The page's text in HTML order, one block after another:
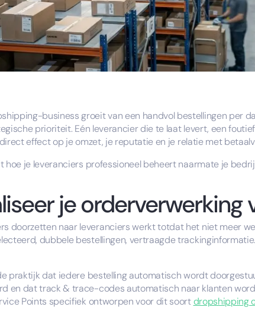
business groeit van een handvol bestellingen per
prioriteit. Eén leverancier die te laat levert, een
effect op je omzet, je reputatie en je relatie met
hoe je leveranciers professioneel beheert naarmate je
je orderverwerking
doorzetten naar leveranciers werkt totdat het niet meer
dubbele bestellingen, vertraagde
praktijk dat iedere bestelling automatisch wordt
en dat track & trace-codes automatisch naar klanten
Points specifiek ontworpen voor dit soortdropshipping